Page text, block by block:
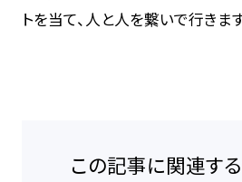
トを当て、人と人を繋いで行きます
この記事に関連す